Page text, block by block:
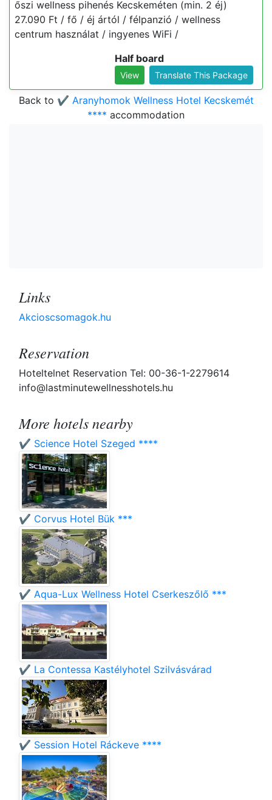
őszi wellness pihenés Kecskeméten (min. 2 éj)
27.090 Ft / fő / éj ártól / félpanzió / wellness
centrum használat / ingyenes WiFi /
Half board
View Translate This Package
Back to ✔️ Aranyhomok Wellness Hotel Kecskemét
**** accommodation
Links
Akcioscsomagok.hu
Reservation
Hoteltelnet Reservation Tel: 00-36-1-2279614
info@lastminutewellnesshotels.hu
More hotels nearby
✔️ Science Hotel Szeged ****
✔️ Corvus Hotel Bük ***
✔️ Aqua-Lux Wellness Hotel Cserkeszőlő ***
✔️ La Contessa Kastélyhotel Szilvásvárad
✔️ Session Hotel Ráckeve ****